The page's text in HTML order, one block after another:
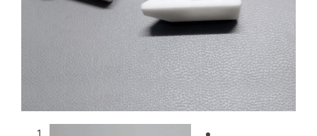
Contattaci
Get Instant Quote